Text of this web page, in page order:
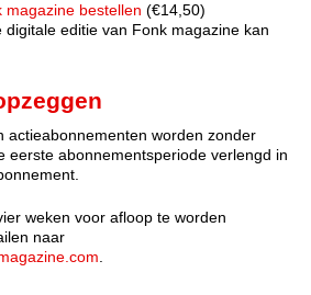
magazine bestellen (€14,50)
digitale editie van Fonk magazine kan
actieabonnementen worden zonder
eerste abonnementsperiode verlengd in
weken voor afloop te worden
naar
.